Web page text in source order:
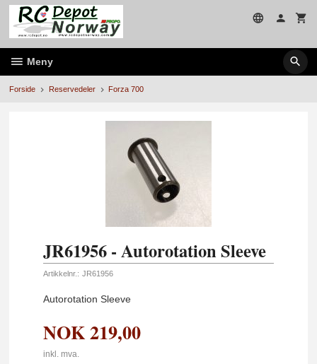
Gå
innholdet
Meny
Forside Reservedeler Forza 700
JR61956 - Autorotation Sleeve
Artikkelnr.: JR61956
Autorotation Sleeve
NOK219,00
inkl. mva.